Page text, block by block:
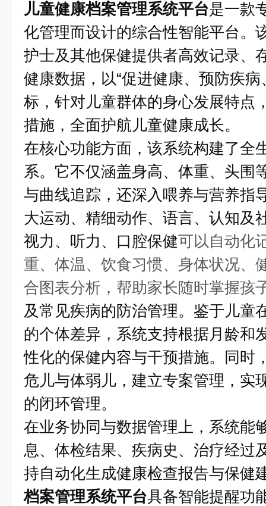
儿童健康档案管理系统平台是一款
化管理而设计的综合性智能平台。
护士及其他保健提供者高效记录、
健康数据，以“促进健康、预防疾
标，针对儿童群体的身心发展特点
措施，全面护航儿童健康成长。
在核心功能方面，该系统构建了全
系。它不仅涵盖身高、体重、头围
与曲线追踪，还深入喂养与营养指
大运动、精细动作、语言、认知及
视力、听力、口腔保健可以自动化
重、体温、饮食习惯、身体状况、
合图表分析，帮助家长随时掌握孩
及常见疾病的防治管理。鉴于儿童
的个体差异，系统支持根据月龄和
性化的保健内容与干预措施。同时
危儿与体弱儿，建立专案管理，实
的闭环管理。
在业务协同与数据管理上，系统能
息、体检结果、疾病史、治疗经过
持自动化生成健康检查报告与保健
档案管理系统平台具备智能提醒功